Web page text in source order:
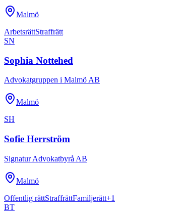
Malmö
ArbetsrättStraffrätt
SN
Sophia Nottehed
Advokatgruppen i Malmö AB
Malmö
SH
Sofie Herrström
Signatur Advokatbyrå AB
Malmö
Offentlig rättStraffrättFamiljerätt+1
BT